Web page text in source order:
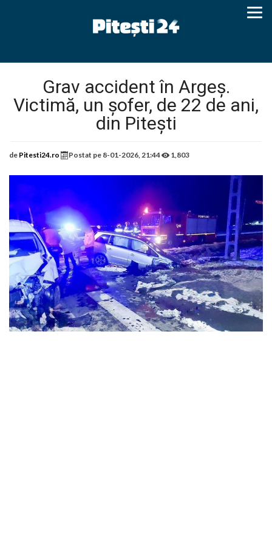
Grav accident în Argeș.
Victimă, un șofer, de 22 de ani,
din Pitești
de Pitesti24.ro Postat pe 8-01-2026, 21:44 1,803